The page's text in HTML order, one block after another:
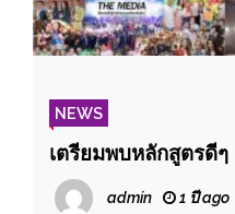
NEWS
เตรียมพบหลักสูตรดีๆ
admin 1 ปี ago